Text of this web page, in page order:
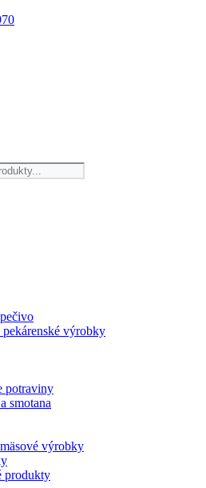
výrobky
potraviny
smotana
výrobky
produkty